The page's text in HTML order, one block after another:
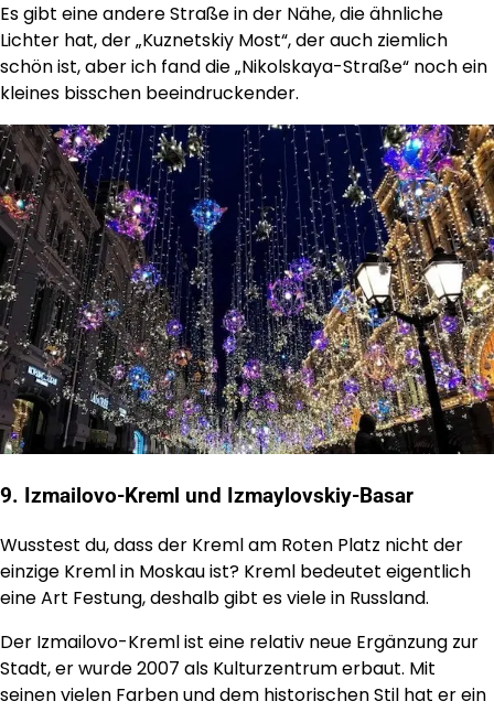
Es gibt eine andere Straße in der Nähe, die ähnliche
Lichter hat, der „Kuznetskiy Most“, der auch ziemlich
schön ist, aber ich fand die „Nikolskaya-Straße“ noch ein
kleines bisschen beeindruckender.
9. Izmailovo-Kreml und Izmaylovskiy-Basar
Wusstest du, dass der Kreml am Roten Platz nicht der
einzige Kreml in Moskau ist? Kreml bedeutet eigentlich
eine Art Festung, deshalb gibt es viele in Russland.
Der Izmailovo-Kreml ist eine relativ neue Ergänzung zur
Stadt, er wurde 2007 als Kulturzentrum erbaut. Mit
seinen vielen Farben und dem historischen Stil hat er ein